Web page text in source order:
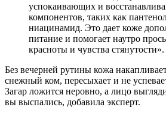
успокаивающих и
компонентов, таких как
ниацинамид. Это дает коже
питание и помогает наутро
красноты и чувства стянутости».
Без вечерней рутины кожа
снежный ком, пересыхает и не
Загар ложится неровно, а лицо
вы выспались, добавила эксперт.